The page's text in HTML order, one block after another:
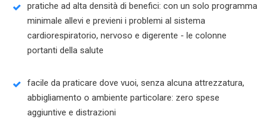
pratiche ad alta densità di benefici: con un solo programma
minimale allevi e previeni i problemi al sistema
cardiorespiratorio, nervoso e digerente - le colonne
portanti della salute
facile da praticare dove vuoi, senza alcuna attrezzatura,
abbigliamento o ambiente particolare: zero spese
aggiuntive e distrazioni